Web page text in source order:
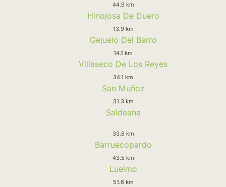
44.9 km
Hinojosa De Duero
13.9 km
Gejuelo Del Barro
14.1 km
Villaseco De Los Reyes
34.1 km
San Muñoz
31.3 km
Saldeana
33.8 km
Barruecopardo
43.5 km
Luelmo
51.6 km